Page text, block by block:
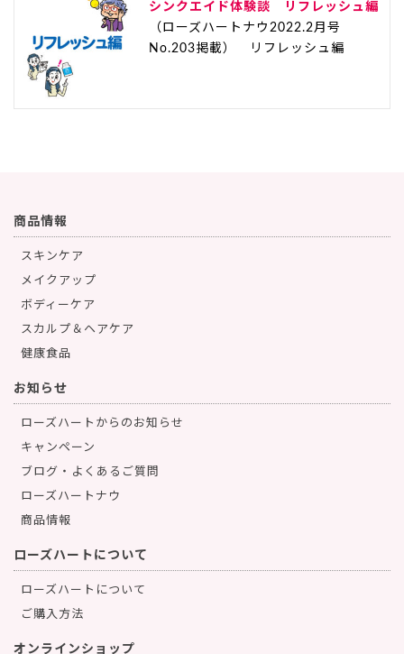
シンクエイド体験談 リフレッシュ編
（ローズハートナウ2022.2月号
No.203掲載） リフレッシュ編
商品情報
スキンケア
メイクアップ
ボディーケア
スカルプ＆ヘアケア
健康食品
お知らせ
ローズハートからのお知らせ
キャンペーン
ブログ・よくあるご質問
ローズハートナウ
商品情報
ローズハートについて
ローズハートについて
ご購入方法
オンラインショップ